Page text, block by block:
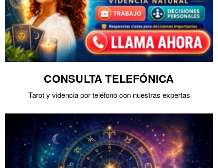
CONSULTA TELEFÓNICA
Tarot y videncia por teléfono con nuestras expertas